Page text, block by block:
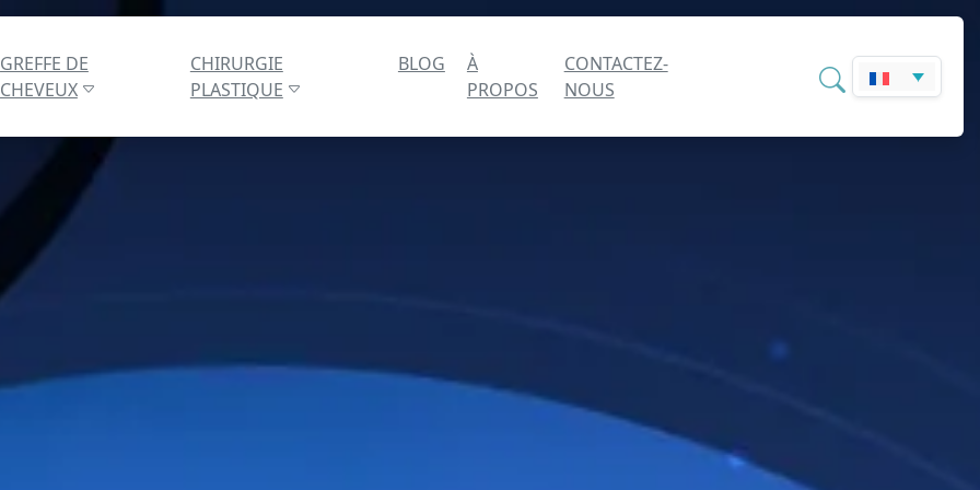
GREFFE DE
CHEVEUX
CHIRURGIE
PLASTIQUE
BLOG
À
PROPOS
CONTACTEZ-
NOUS